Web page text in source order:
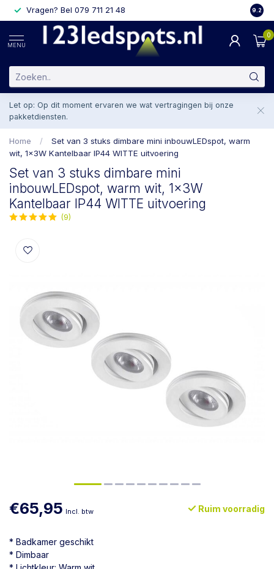
Vragen? Bel 079 711 21 48 29.2
MENU
0
Let op: Op dit moment ervaren we wat vertragingen bij onze
pakketdiensten.
Home /
Set van 3 stuks dimbare mini inbouwLEDspot, warm
wit, 1x3W Kantelbaar IP44 WITTE uitvoering
Set van 3 stuks dimbare mini
inbouwLEDspot, warm wit, 1x3W
Kantelbaar IP44 WITTE uitvoering
(9)
€65,95 Incl. btw Ruim voorradig
* Badkamer geschikt
* Dimbaar